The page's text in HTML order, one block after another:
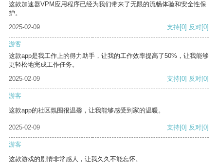
这款加速器VPM应用程序已经为我们带来了无限的流畅体验和安全性保
护。
2025-02-09
支持[0] 反对[0]
游客
这款app是我工作上的得力助手，让我的工作效率提高了50%，让我能够
更轻松地完成工作任务。
2025-02-09
支持[0] 反对[0]
游客
这款app的社区氛围很温馨，让我能够感受到家的温暖。
2025-02-09 支持[0] 反对[0]
游客
这款游戏的剧情非常感人，让我久久不能忘怀。